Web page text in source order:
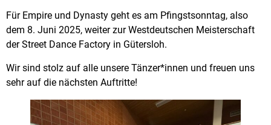
Für Empire und Dynasty geht es am Pfingstsonntag, also
dem 8. Juni 2025, weiter zur Westdeutschen Meisterschaft
der Street Dance Factory in Gütersloh.
Wir sind stolz auf alle unsere Tänzer*innen und freuen uns
sehr auf die nächsten Auftritte!